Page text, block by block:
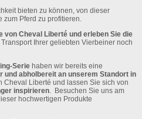
bieten zu können, von dieser
Pferd zu profitieren.
von Cheval Liberté und erleben Sie die
Ihrer geliebten Vierbeiner noch
Serie haben wir bereits eine
und abholbereit an unserem Standort in
Cheval Liberté und lassen Sie sich von
inspirieren. Besuchen Sie uns am
hochwertigen Produkte